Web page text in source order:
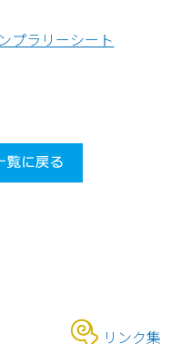
プラリーシート
リンク集